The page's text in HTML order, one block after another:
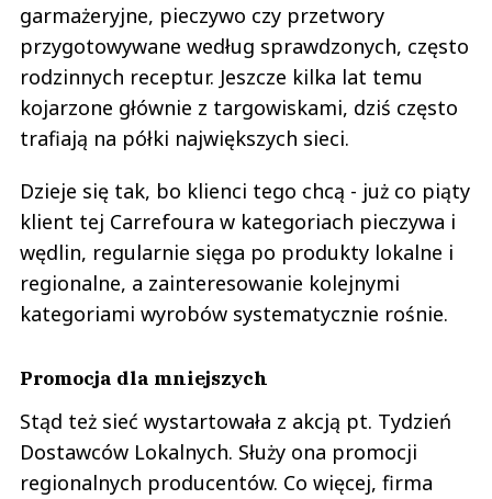
garmażeryjne, pieczywo czy przetwory
przygotowywane według sprawdzonych, często
rodzinnych receptur. Jeszcze kilka lat temu
kojarzone głównie z targowiskami, dziś często
trafiają na półki największych sieci.
Dzieje się tak, bo klienci tego chcą - już co piąty
klient tej Carrefoura w kategoriach pieczywa i
wędlin, regularnie sięga po produkty lokalne i
regionalne, a zainteresowanie kolejnymi
kategoriami wyrobów systematycznie rośnie.
Promocja dla mniejszych
Stąd też sieć wystartowała z akcją pt. Tydzień
Dostawców Lokalnych. Służy ona promocji
regionalnych producentów. Co więcej, firma